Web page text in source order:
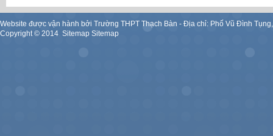
Website được vận hành bởi Trường THPT Thạch Bàn - Địa chỉ: Phố Vũ Đình
Copyright © 2014. Sitemap Sitemap